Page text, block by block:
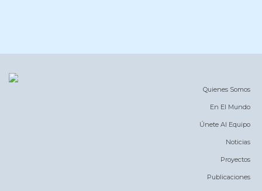
Quienes Somos
En El Mundo
Únete Al Equipo
Noticias
Proyectos
Publicaciones